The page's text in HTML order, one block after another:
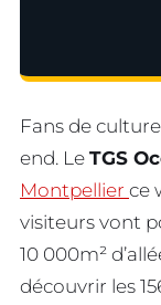
Fans de
end. Le TGS
Montpellier ce
visiteurs vont
10 000m²
découvrir les